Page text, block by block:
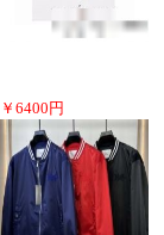
￥ 6400 円